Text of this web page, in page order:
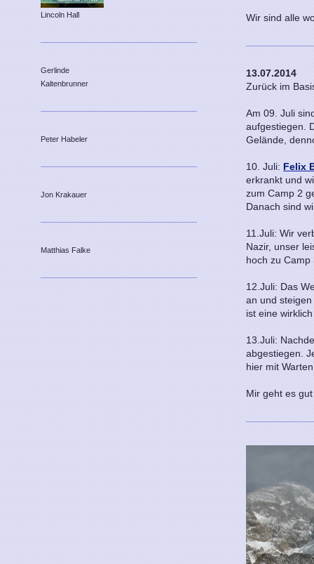
Wir sind alle
13.07.2014
Zurück im
Am 09. Juli
aufgestiegen.
Gelände,
10. Juli: Felix
erkrankt und
zum Camp 2
Danach sind
11.Juli: Wir
Nazir, unser
hoch zu
12.Juli: Das
an und
ist eine
13.Juli:
abgestiegen.
hier mit
Mir geht es
Lincoln Hall
Gerlinde
Kaltenbrunner
Peter Habeler
Jon Krakauer
Matthias Falke